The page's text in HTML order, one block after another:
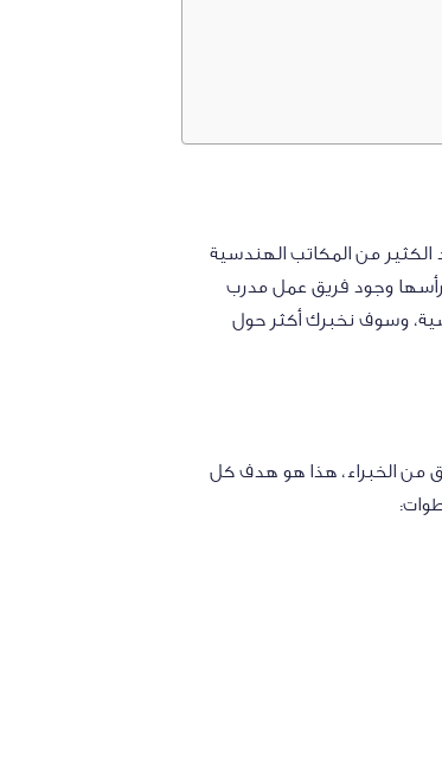
من المكاتب الهندسية
رأسها وجود فريق عمل مدرب
وسوف نخبرك أكثر حول
من الخبراء، هذا هو هدف كل